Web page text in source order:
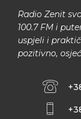
Radio Zenit
100.7 FM i
uspjeli i
pozitivno,